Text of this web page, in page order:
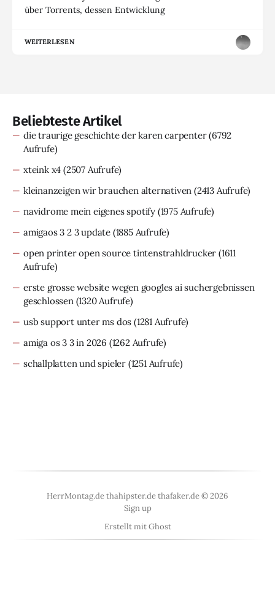
über Torrents, dessen Entwicklung
WEITERLESEN
Beliebteste Artikel
die traurige geschichte der karen carpenter(6792
Aufrufe)
xteink x4 (2507 Aufrufe)
kleinanzeigen wir brauchen alternativen (2413 Aufrufe)
navidrome mein eigenes spotify (1975 Aufrufe)
amigaos 3 2 3 update (1885 Aufrufe)
open printer open source tintenstrahldrucker (1611
Aufrufe)
erste grosse website wegen googles ai suchergebnissen
geschlossen(1320 Aufrufe)
usb support unter ms dos (1281 Aufrufe)
amiga os 3 3 in 2026 (1262 Aufrufe)
schallplatten und spieler (1251 Aufrufe)
HerrMontag.de thahipster.de thafaker.de © 2026
Sign up
Erstellt mitGhost